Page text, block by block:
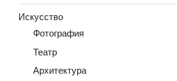
Искусство
Фотография
Театр
Архитектура